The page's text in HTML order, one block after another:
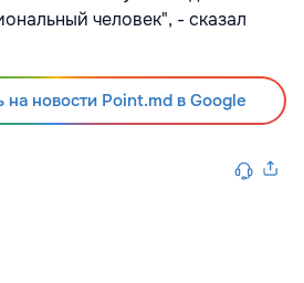
человек", - сказал
новости Point.md в Google